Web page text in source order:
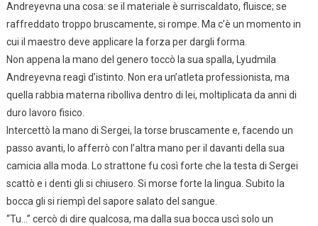
Andreyevna una cosa: se il materiale è surriscaldato, fluisce; se
raffreddato troppo bruscamente, si rompe. Ma c’è un momento in
cui il maestro deve applicare la forza per dargli forma.
Non appena la mano del genero toccò la sua spalla, Lyudmila
Andreyevna reagì d’istinto. Non era un’atleta professionista, ma
quella rabbia materna ribolliva dentro di lei, moltiplicata da anni di
duro lavoro fisico.
Intercettò la mano di Sergei, la torse bruscamente e, facendo un
passo avanti, lo afferrò con l’altra mano per il davanti della sua
camicia alla moda. Lo strattone fu così forte che la testa di Sergei
scattò e i denti gli si chiusero. Si morse forte la lingua. Subito la
bocca gli si riempì del sapore salato del sangue.
“Tu…” cercò di dire qualcosa, ma dalla sua bocca uscì solo un